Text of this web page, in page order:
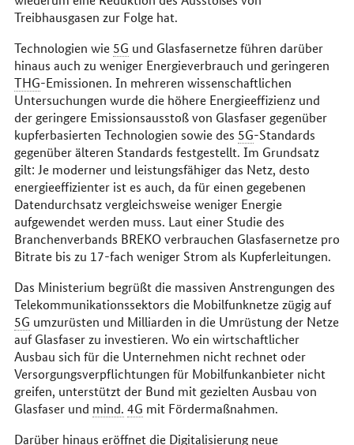
Treibhausgasen zur Folge hat.
Technologien wie 5G und Glasfasernetze führen darüber
hinaus auch zu weniger Energieverbrauch und geringeren
THG-Emissionen. In mehreren wissenschaftlichen
Untersuchungen wurde die höhere Energieeffizienz und
der geringere Emissionsausstoß von Glasfaser gegenüber
kupferbasierten Technologien sowie des 5G-Standards
gegenüber älteren Standards festgestellt. Im Grundsatz
gilt: Je moderner und leistungsfähiger das Netz, desto
energieeffizienter ist es auch, da für einen gegebenen
Datendurchsatz vergleichsweise weniger Energie
aufgewendet werden muss. Laut einer Studie des
Branchenverbands BREKO verbrauchen Glasfasernetze pro
Bitrate bis zu 17-fach weniger Strom als Kupferleitungen.
Das Ministerium begrüßt die massiven Anstrengungen des
Telekommunikationssektors die Mobilfunknetze zügig auf
5G umzurüsten und Milliarden in die Umrüstung der Netze
auf Glasfaser zu investieren. Wo ein wirtschaftlicher
Ausbau sich für die Unternehmen nicht rechnet oder
Versorgungsverpflichtungen für Mobilfunkanbieter nicht
greifen, unterstützt der Bund mit gezielten Ausbau von
Glasfaser und mind. 4G mit Fördermaßnahmen.
Darüber hinaus eröffnet die Digitalisierung neue